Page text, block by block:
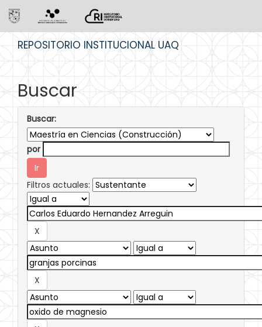
REPOSITORIO INSTITUCIONAL UAQ
Buscar
Buscar:
por
Filtros actuales: